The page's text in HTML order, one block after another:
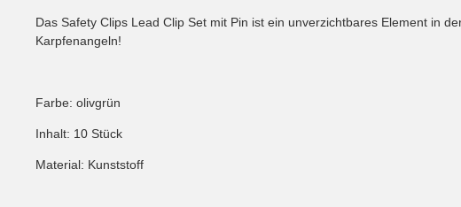
Das Safety Clips Lead Clip Set mit Pin ist ein unverzichtbares Element in
Karpfenangeln!
Farbe: olivgrün
Inhalt: 10 Stück
Material: Kunststoff